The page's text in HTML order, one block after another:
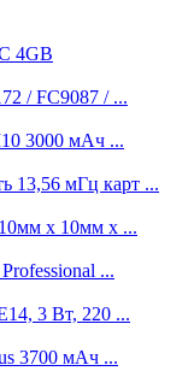
4GB
/ FC9087 / ...
3000 мАч ...
13,56 мГц карт ...
x 10мм x ...
...
3 Вт, 220 ...
3700 мАч ...